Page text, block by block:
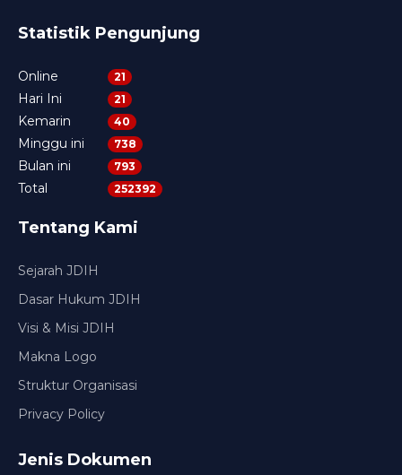
Statistik Pengunjung
Online 21
Hari Ini 21
Kemarin 40
Minggu ini 738
Bulan ini 793
Total 252392
Tentang Kami
Sejarah JDIH
Dasar Hukum JDIH
Visi & Misi JDIH
Makna Logo
Struktur Organisasi
Privacy Policy
Jenis Dokumen